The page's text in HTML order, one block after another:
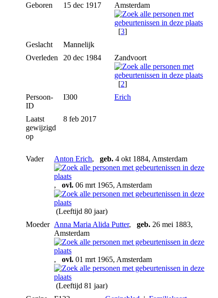
Geboren
15 dec 1917 Amsterdam
[3]
Geslacht
Mannelijk
Overleden
20 dec 1984 Zandvoort
[2]
Persoon-
ID
I300 Erich
Laatst
gewijzigd
op
8 feb 2017
Vader Anton Erich, geb. 4 okt 1884, Amsterdam
, ovl. 06 mrt 1965, Amsterdam
(Leeftijd 80 jaar)
Moeder Anna Maria Alida Putter, geb. 26 mei 1883,
Amsterdam
, ovl. 01 mrt 1965, Amsterdam
(Leeftijd 81 jaar)